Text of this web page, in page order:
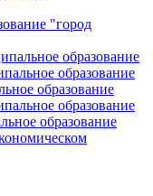
"город
образование
образование
образование
образование
образование